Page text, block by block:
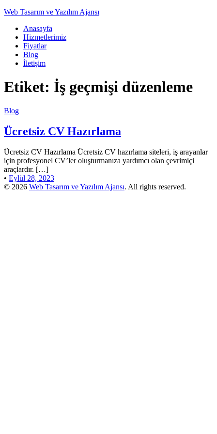
Web Tasarım ve Yazılım Ajansı
Anasayfa
Hizmetlerimiz
Fiyatlar
Blog
İletişim
Etiket: İş geçmişi düzenleme
Blog
Ücretsiz CV Hazırlama
Ücretsiz CV Hazırlama Ücretsiz CV hazırlama siteleri, iş arayanlar
için profesyonel CV’ler oluşturmanıza yardımcı olan çevrimiçi
araçlardır. […]
• Eylül 28, 2023
© 2026 Web Tasarım ve Yazılım Ajansı. All rights reserved.